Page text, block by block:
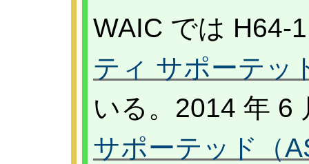
WAIC では H64-
ティ サポーテッ
いる。2014 年 6
サポーテッド（